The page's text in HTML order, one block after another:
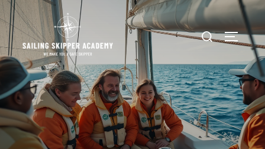
Zum
Inhalt
springen
Suchen